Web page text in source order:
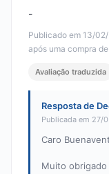
Publicado em 13/
após uma compra
-
Avaliação traduzida
Resposta de
Publicada em 27/
Caro
Muito obrigado